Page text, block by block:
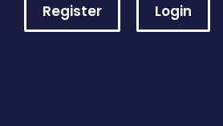
Register Login